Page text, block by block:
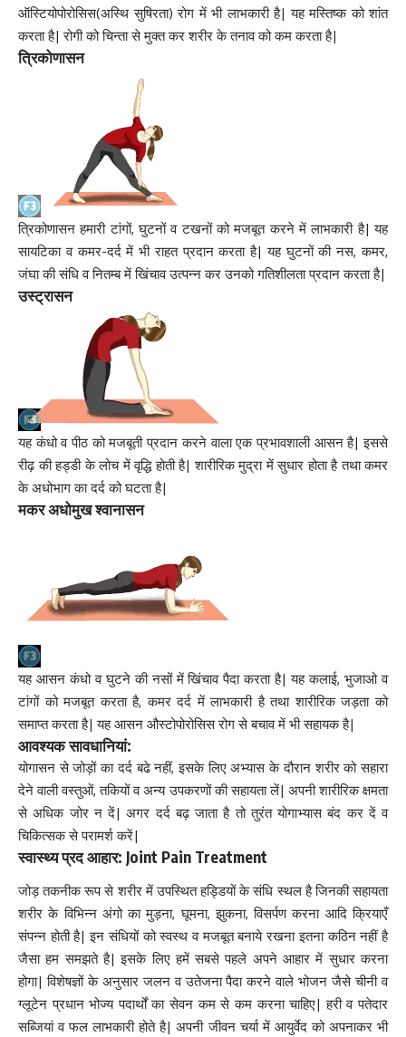
ऑस्टियोपोरोसिस(अस्थि सुषिरता) रोग में भी लाभकारी है| यह मस्तिष्क को शांत
करता है| रोगी को चिन्ता से मुक्त कर शरीर के तनाव को कम करता है|
त्रिकोणासन
त्रिकोणासन हमारी टांगों, घुटनों व टखनों को मजबूत करने में लाभकारी है| यह
सायटिका व कमर-दर्द में भी राहत प्रदान करता है| यह घुटनों की नस, कमर,
जंघा की संधि व नितम्ब में खिंचाव उत्पन्न कर उनको गतिशीलता प्रदान करता है|
उस्ट्रासन
यह कंधो व पीठ को मजबूती प्रदान करने वाला एक प्रभावशाली आसन है| इससे
रीढ़ की हड्डी के लोच में वृद्धि होती है| शारीरिक मुद्रा में सुधार होता है तथा कमर
के अधोभाग का दर्द को घटता है|
मकर अधोमुख श्वानासन
यह आसन कंधो व घुटने की नसों में खिंचाव पैदा करता है| यह कलाई, भुजाओ व
टांगों को मजबूत करता है, कमर दर्द में लाभकारी है तथा शारीरिक जड़ता को
समाप्त करता है| यह आसन औस्टोपोरोसिस रोग से बचाव में भी सहायक है|
आवश्यक सावधानियां:
योगासन से जोड़ों का दर्द बढे नहीं, इसके लिए अभ्यास के दौरान शरीर को सहारा
देने वाली वस्तुओं, तकियों व अन्य उपकरणों की सहायता लें| अपनी शारीरिक क्षमता
से अधिक जोर न दें| अगर दर्द बढ़ जाता है तो तुरंतयोगाभ्यासबंद कर दें व
चिकित्सक से परामर्श करें|
स्वास्थ्य प्रद आहार: Joint Pain Treatment
जोड़ तकनीक रूप से शरीर में उपस्थित हड्डियों के संधि स्थल है जिनकी सहायता
शरीर के विभिन्न अंगो का मुड़ना, घूमना, झुकना, विसर्पण करना आदि क्रियाएँ
संपन्न होती है| इन संधियों को स्वस्थ व मजबूत बनाये रखना इतना कठिन नहीं है
जैसा हम समझते है| इसके लिए हमें सबसे पहले अपने आहार में सुधार करना
होगा| विशेषज्ञों के अनुसार जलन व उतेजना पैदा करने वाले भोजन जैसे चीनी व
ग्लूटेन प्रधान भोज्य पदार्थों का सेवन कम से कम करना चाहिए| हरी व पतेदार
सब्जियां व फल लाभकारी होते है| अपनी जीवन चर्या में आयुर्वेद को अपनाकर भी